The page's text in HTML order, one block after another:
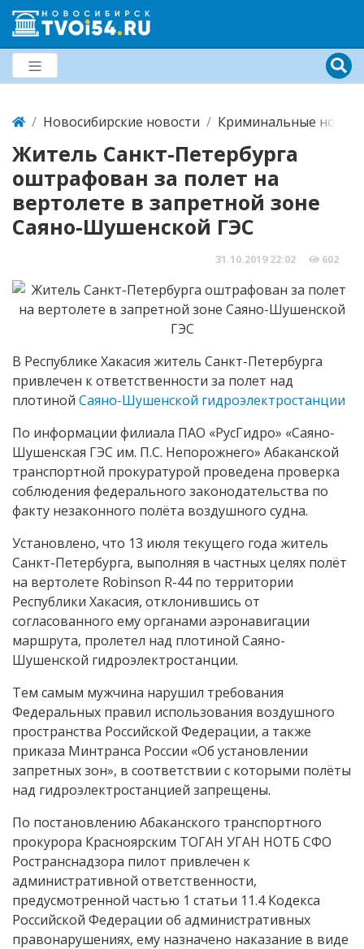
Новосибирские новости Криминальные
Житель Санкт-Петербурга
оштрафован за полет на
вертолете в запретной зоне
Саяно-Шушенской ГЭС
31.10.2019 22:02 602
В Республике Хакасия житель Санкт-Петербурга
привлечен к ответственности за полет над
плотиной Саяно-Шушенской гидроэлектростанции
По информации филиала ПАО «РусГидро» «Саяно-
Шушенская ГЭС им. П.С. Непорожнего» Абаканской
транспортной прокуратурой проведена проверка
соблюдения федерального законодательства по
факту незаконного полёта воздушного судна.
Установлено, что 13 июля текущего года житель
Санкт-Петербурга, выполняя в частных целях полёт
на вертолете Robinson R-44 по территории
Республики Хакасия, отклонившись от
согласованного ему органами аэронавигации
маршрута, пролетел над плотиной Саяно-
Шушенской гидроэлектростанции.
Тем самым мужчина нарушил требования
Федеральных правил использования воздушного
пространства Российской Федерации, а также
приказа Минтранса России «Об установлении
запретных зон», в соответствии с которыми полёты
над гидроэлектростанцией запрещены.
По постановлению Абаканского транспортного
прокурора Красноярским ТОГАН УГАН НОТБ СФО
Ространснадзора пилот привлечен к
административной ответственности,
предусмотренной частью 1 статьи 11.4 Кодекса
Российской Федерации об административных
правонарушениях, ему назначено наказание в виде